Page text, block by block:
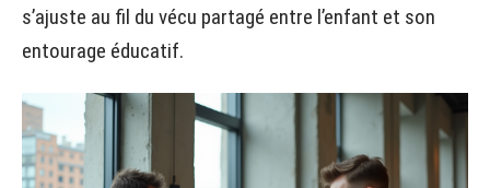
s’ajuste au fil du vécu partagé entre l’enfant et son
entourage éducatif.